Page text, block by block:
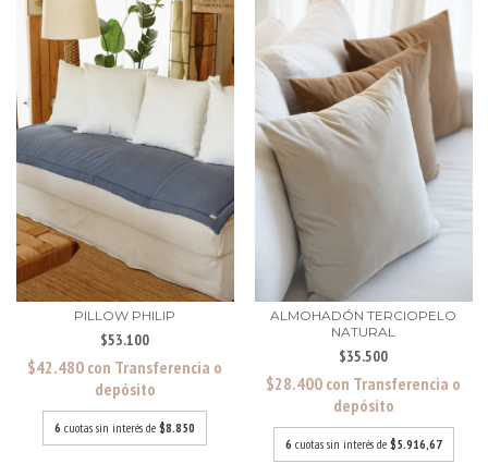
PILLOW PHILIP
$53.100
$42.480 con Transferencia o
depósito
6 cuotas sin interés de $8.850
ALMOHADÓN TERCIOPELO
NATURAL
$35.500
$28.400 con Transferencia o
depósito
6 cuotas sin interés de $5.916,67